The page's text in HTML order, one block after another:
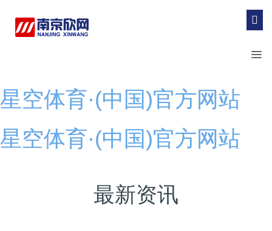
星空体育·(中国)官方网站
星空体育·(中国)官方网站
最新资讯